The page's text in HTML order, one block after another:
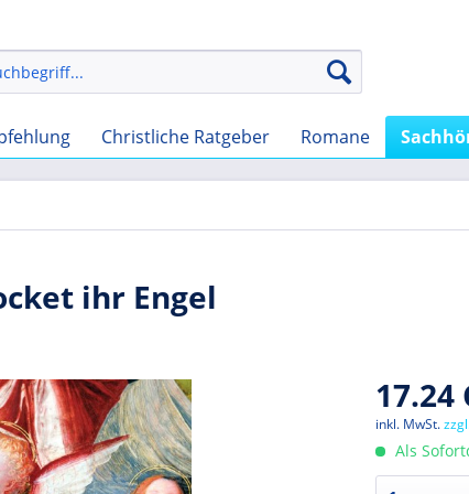
Christliche Ratgeber Romane
ihr Engel
17.24
inkl. MwSt.
Als